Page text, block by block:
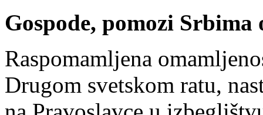
Gospode, pomozi
Raspomamljena
Drugom svetskom ratu,